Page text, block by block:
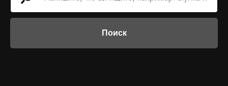
Поиск